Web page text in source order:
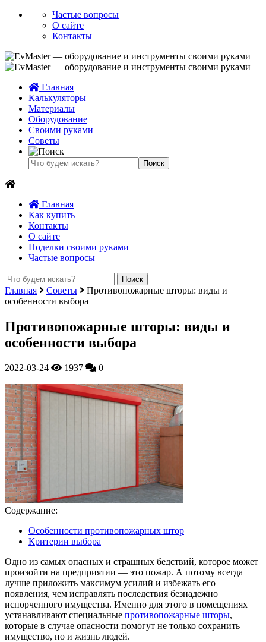
Частые вопросы
О сайте
Контакты
Главная
Калькуляторы
Материалы
Оборудование
Своими руками
Советы
Главная
Как купить
Контакты
О сайте
Поделки своими руками
Частые вопросы
Главная Советы
Противопожарные шторы: виды и
особенности выбора
Противопожарные шторы: виды и
особенности выбора
2022-03-24 1937 0
Содержание:
Особенности противопожарных штор
Критерии выбора
Одно из самых опасных и страшных бедствий, которое может
произойти на предприятии — это пожар. А потому всегда
лучше приложить максимум усилий и избежать его
появления, чем исправлять последствия безнадежно
испорченного имущества. Именно для этого в помещениях
устанавливают специальные противопожарные шторы,
которые в случае опасности помогут не только сохранить
имущество, но и жизнь людей.